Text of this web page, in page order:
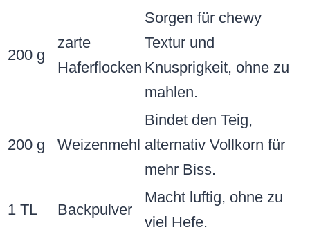
200 g
zarte
Haferflocken
Sorgen für chewy
Textur und
Knusprigkeit, ohne zu
mahlen.
200 g Weizenmehl
Bindet den Teig,
alternativ Vollkorn für
mehr Biss.
1 TL Backpulver
Macht luftig, ohne zu
viel Hefe.